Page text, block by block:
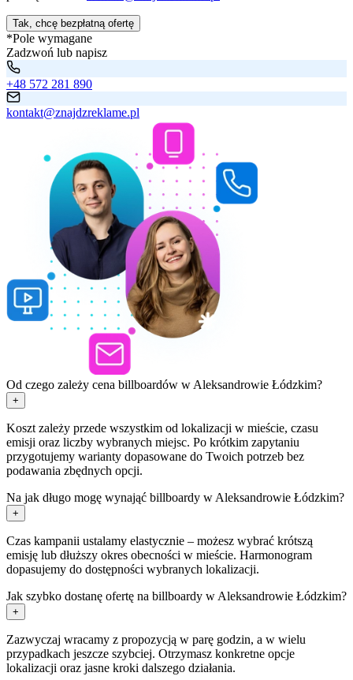
Tak, chcę bezpłatną ofertę
*Pole wymagane
Zadzwoń lub napisz
+48 572 281 890
kontakt@znajdzreklame.pl
Od czego zależy cena billboardów w Aleksandrowie Łódzkim?
+
Koszt zależy przede wszystkim od lokalizacji w mieście, czasu
emisji oraz liczby wybranych miejsc. Po krótkim zapytaniu
przygotujemy warianty dopasowane do Twoich potrzeb bez
podawania zbędnych opcji.
Na jak długo mogę wynająć billboardy w Aleksandrowie Łódzkim?
+
Czas kampanii ustalamy elastycznie – możesz wybrać krótszą
emisję lub dłuższy okres obecności w mieście. Harmonogram
dopasujemy do dostępności wybranych lokalizacji.
Jak szybko dostanę ofertę na billboardy w Aleksandrowie Łódzkim?
+
Zazwyczaj wracamy z propozycją w parę godzin, a w wielu
przypadkach jeszcze szybciej. Otrzymasz konkretne opcje
lokalizacji oraz jasne kroki dalszego działania.